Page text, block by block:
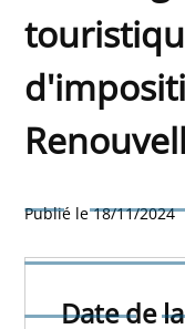
taxe
Publié le 18/11/2024
Date de